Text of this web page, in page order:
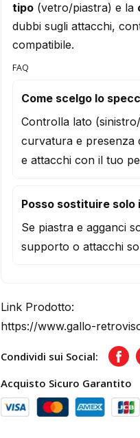
tipo (vetro/piastra) e la
dubbi sugli attacchi,
compatibile.
FAQ
Come scelgo lo
Controlla lato
curvatura e presenza
e attacchi con il tuo
Posso sostituire solo
Se piastra e agganci
supporto o attacchi
Link Prodotto:
https://www.gallo-
Condividi sui Social:
Acquisto Sicuro Garantito